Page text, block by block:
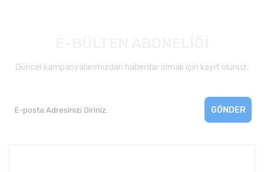
Güncel kampanyalarımızdan haberdar olmak için kayıt olunuz.
GÖNDER